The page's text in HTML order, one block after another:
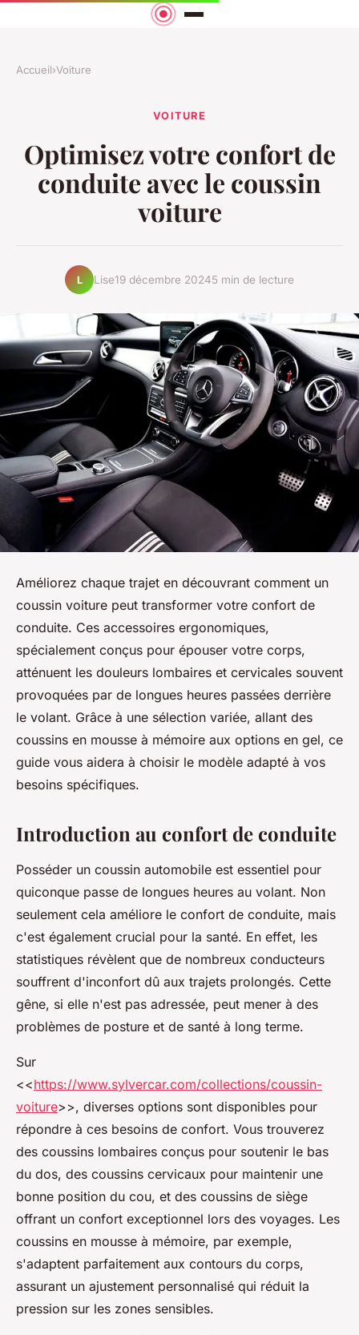
Accueil›Voiture
VOITURE
Optimisez votre confort de
conduite avec le coussin
voiture
L Lise19 décembre 20245 min de lecture
Améliorez chaque trajet en découvrant comment un
coussin voiture peut transformer votre confort de
conduite. Ces accessoires ergonomiques,
spécialement conçus pour épouser votre corps,
atténuent les douleurs lombaires et cervicales souvent
provoquées par de longues heures passées derrière
le volant. Grâce à une sélection variée, allant des
coussins en mousse à mémoire aux options en gel, ce
guide vous aidera à choisir le modèle adapté à vos
besoins spécifiques.
Introduction au confort de conduite
Posséder un coussin automobile est essentiel pour
quiconque passe de longues heures au volant. Non
seulement cela améliore le confort de conduite, mais
c'est également crucial pour la santé. En effet, les
statistiques révèlent que de nombreux conducteurs
souffrent d'inconfort dû aux trajets prolongés. Cette
gêne, si elle n'est pas adressée, peut mener à des
problèmes de posture et de santé à long terme.
Sur
<<https://www.sylvercar.com/collections/coussin-
voiture>>, diverses options sont disponibles pour
répondre à ces besoins de confort. Vous trouverez
des coussins lombaires conçus pour soutenir le bas
du dos, des coussins cervicaux pour maintenir une
bonne position du cou, et des coussins de siège
offrant un confort exceptionnel lors des voyages. Les
coussins en mousse à mémoire, par exemple,
s'adaptent parfaitement aux contours du corps,
assurant un ajustement personnalisé qui réduit la
pression sur les zones sensibles.